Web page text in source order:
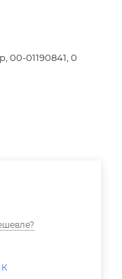
00-01190841, 0